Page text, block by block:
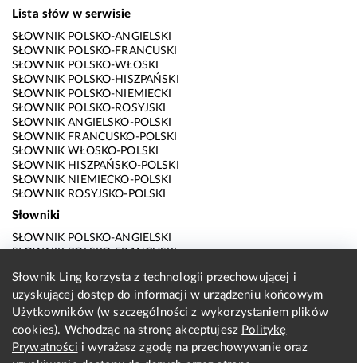
Lista słów w serwisie
SŁOWNIK POLSKO-ANGIELSKI
SŁOWNIK POLSKO-FRANCUSKI
SŁOWNIK POLSKO-WŁOSKI
SŁOWNIK POLSKO-HISZPAŃSKI
SŁOWNIK POLSKO-NIEMIECKI
SŁOWNIK POLSKO-ROSYJSKI
SŁOWNIK ANGIELSKO-POLSKI
SŁOWNIK FRANCUSKO-POLSKI
SŁOWNIK WŁOSKO-POLSKI
SŁOWNIK HISZPAŃSKO-POLSKI
SŁOWNIK NIEMIECKO-POLSKI
SŁOWNIK ROSYJSKO-POLSKI
Słowniki
SŁOWNIK POLSKO-ANGIELSKI
SŁOWNIK POLSKO-FRANCUSKI
SŁOWNIK POLSKO-HISZPAŃSKI
SŁOWNIK POLSKO-NIEMIECKI
SŁOWNIK POLSKO-ROSYJSKI
SŁOWNIK ANGIELSKO-POLSKI
SŁOWNIK FRANCUSKO-POLSKI
SŁOWNIK WŁOSKO-POLSKI
Słownik Ling korzysta z technologii przechowującej i
uzyskującej dostęp do informacji w urządzeniu końcowym
Użytkowników (w szczególności z wykorzystaniem plików
cookies). Wchodząc na stronę akceptujesz Politykę
Prywatności i wyrażasz zgodę na przechowywanie oraz